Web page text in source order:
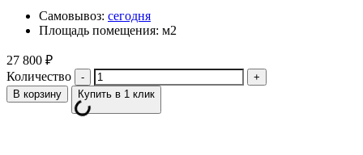
Самовывоз: сегодня
Площадь помещения: м2
27 800 ₽
Количество
В корзину Купить в 1 клик